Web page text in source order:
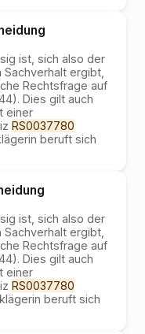
ist, sich also der
ergibt,
Rechtsfrage auf
Dies gilt auch
einer
RS0037780
beruft sich
ist, sich also der
ergibt,
Rechtsfrage auf
Dies gilt auch
einer
RS0037780
beruft sich